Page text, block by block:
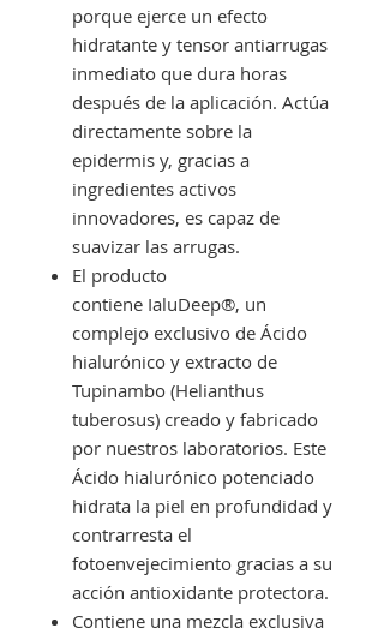
porque ejerce un efecto
hidratante y tensor antiarrugas
inmediato que dura horas
después de la aplicación. Actúa
directamente sobre la
epidermis y, gracias a
ingredientes activos
innovadores, es capaz de
suavizar las arrugas.
El producto
contiene IaluDeep®, un
complejo exclusivo de Ácido
hialurónico y extracto de
Tupinambo (Helianthus
tuberosus) creado y fabricado
por nuestros laboratorios. Este
Ácido hialurónico potenciado
hidrata la piel en profundidad y
contrarresta el
fotoenvejecimiento gracias a su
acción antioxidante protectora.
Contiene una mezcla exclusiva